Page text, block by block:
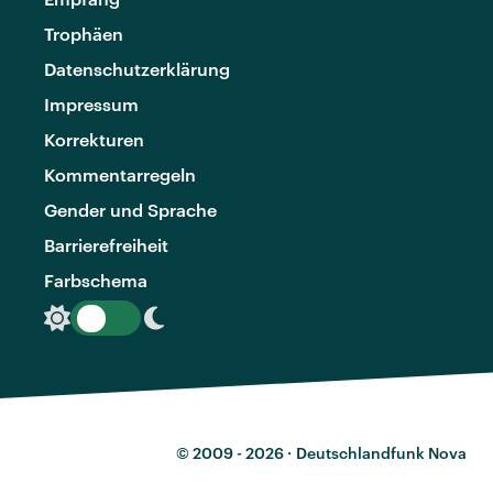
Trophäen
Datenschutzerklärung
Impressum
Korrekturen
Kommentarregeln
Gender und Sprache
Barrierefreiheit
Farbschema
© 2009 - 2026 · Deutschlandfunk Nova